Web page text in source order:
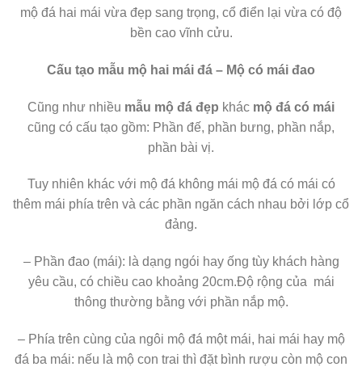
mộ đá hai mái vừa đẹp sang trọng, cổ điển lại vừa có độ
bền cao vĩnh cửu.
Cấu tạo mẫu mộ hai mái đá – Mộ có mái đao
Cũng như nhiều mẫu mộ đá đẹp khác mộ đá có mái
cũng có cấu tạo gồm: Phần đế, phần bưng, phần nắp,
phần bài vị.
Tuy nhiên khác với mộ đá không mái mộ đá có mái có
thêm mái phía trên và các phần ngăn cách nhau bởi lớp cổ
đảng.
– Phần đao (mái): là dạng ngói hay ống tùy khách hàng
yêu cầu, có chiều cao khoảng 20cm.Độ rộng của mái
thông thường bằng với phần nắp mộ.
– Phía trên cùng của ngôi mộ đá một mái, hai mái hay mộ
đá ba mái: nếu là mộ con trai thì đặt bình rượu còn mộ con